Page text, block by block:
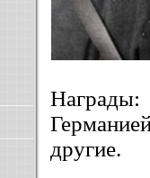
другие.